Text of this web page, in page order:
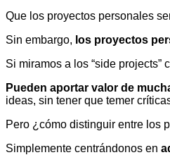
Que los proyectos personales
Sin embargo, los proyectos
Si miramos a los “side projects”
Pueden aportar valor de
ideas, sin tener que temer
Pero ¿cómo distinguir entre los
Simplemente centrándonos en